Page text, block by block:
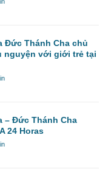
Đức Thánh Cha chủ
nguyện với giới trẻ tại
– Đức Thánh Cha
24 Horas